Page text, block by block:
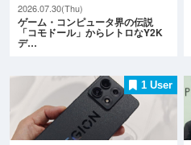
2026.07.30(Thu)
ゲーム・コンピュータ界の伝説
「コモドール」からレトロなY2K
デ…
1 User